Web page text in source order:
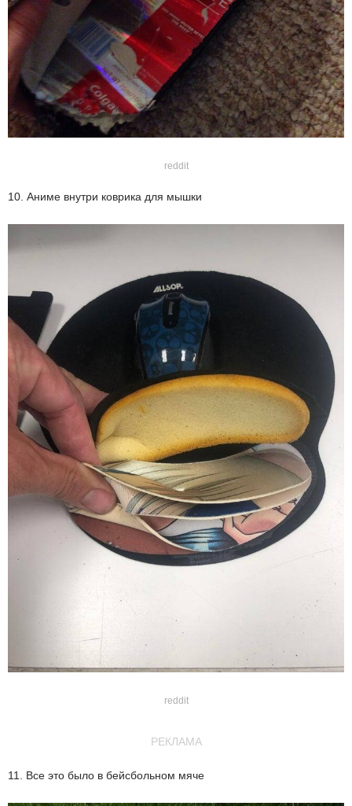
reddit
10. Аниме внутри коврика для мышки
reddit
РЕКЛАМА
11. Все это было в бейсбольном мяче